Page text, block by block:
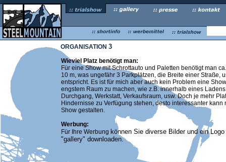
ORGANISATION 3
Wieviel Platz benötigt man:
Für eine Show mit Schrottauto und Paletten benötigt man
10 m, was ungefähr 3 Parkplätzen, die Breite einer Straße,
entspricht. Es ist für mich aber auch kein Problem eine
engstem Raum zu machen, wie z.B. innerhalb eines
Durchgang, Werkstatt, Verkaufsraum, usw. Doch je mehr
Hindernisse zu Verfügung stehen, desto interessanter kann
Show gestalten.
Werbung:
Für Ihre Werbung können Sie diverse Bilder und ein
"gallery" downloaden.